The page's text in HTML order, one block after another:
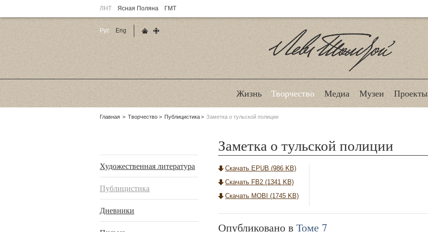
ЛНТ Ясная Поляна ГМТ
Лев Толстой
Жизнь Творчество Медиа Музеи Проекты
Родительские
Главная Творчество Публицистика Заметка о тульской полиции
Художественная литература
Публицистика
Дневники
Заметка о тульской полиции
Скачать EPUB (986 KB)
Скачать FB2 (1341 KB)
Скачать MOBI (1745 KB)
Опубликовано в Томе 7
Рус
Eng